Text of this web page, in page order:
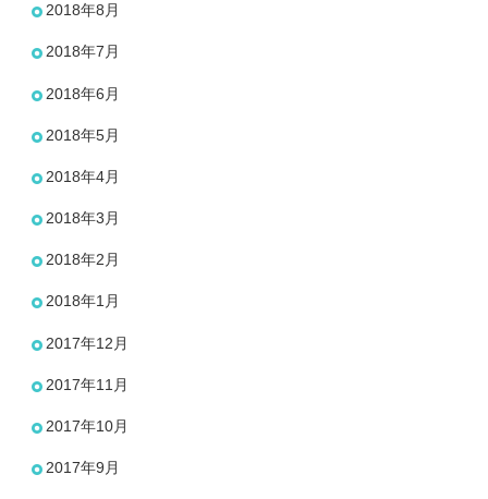
2018年8月
2018年7月
2018年6月
2018年5月
2018年4月
2018年3月
2018年2月
2018年1月
2017年12月
2017年11月
2017年10月
2017年9月